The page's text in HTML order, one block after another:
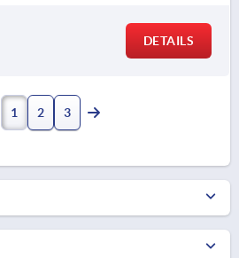
DETAILS
1 2 3